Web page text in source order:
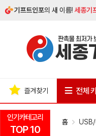
기프트인포의 새 이름!세종기
인기카테고리
TOP 10
즐겨찾기 전체
홈 USB/